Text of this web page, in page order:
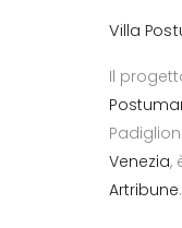
Villa
Il
Venezia,
Artribune.